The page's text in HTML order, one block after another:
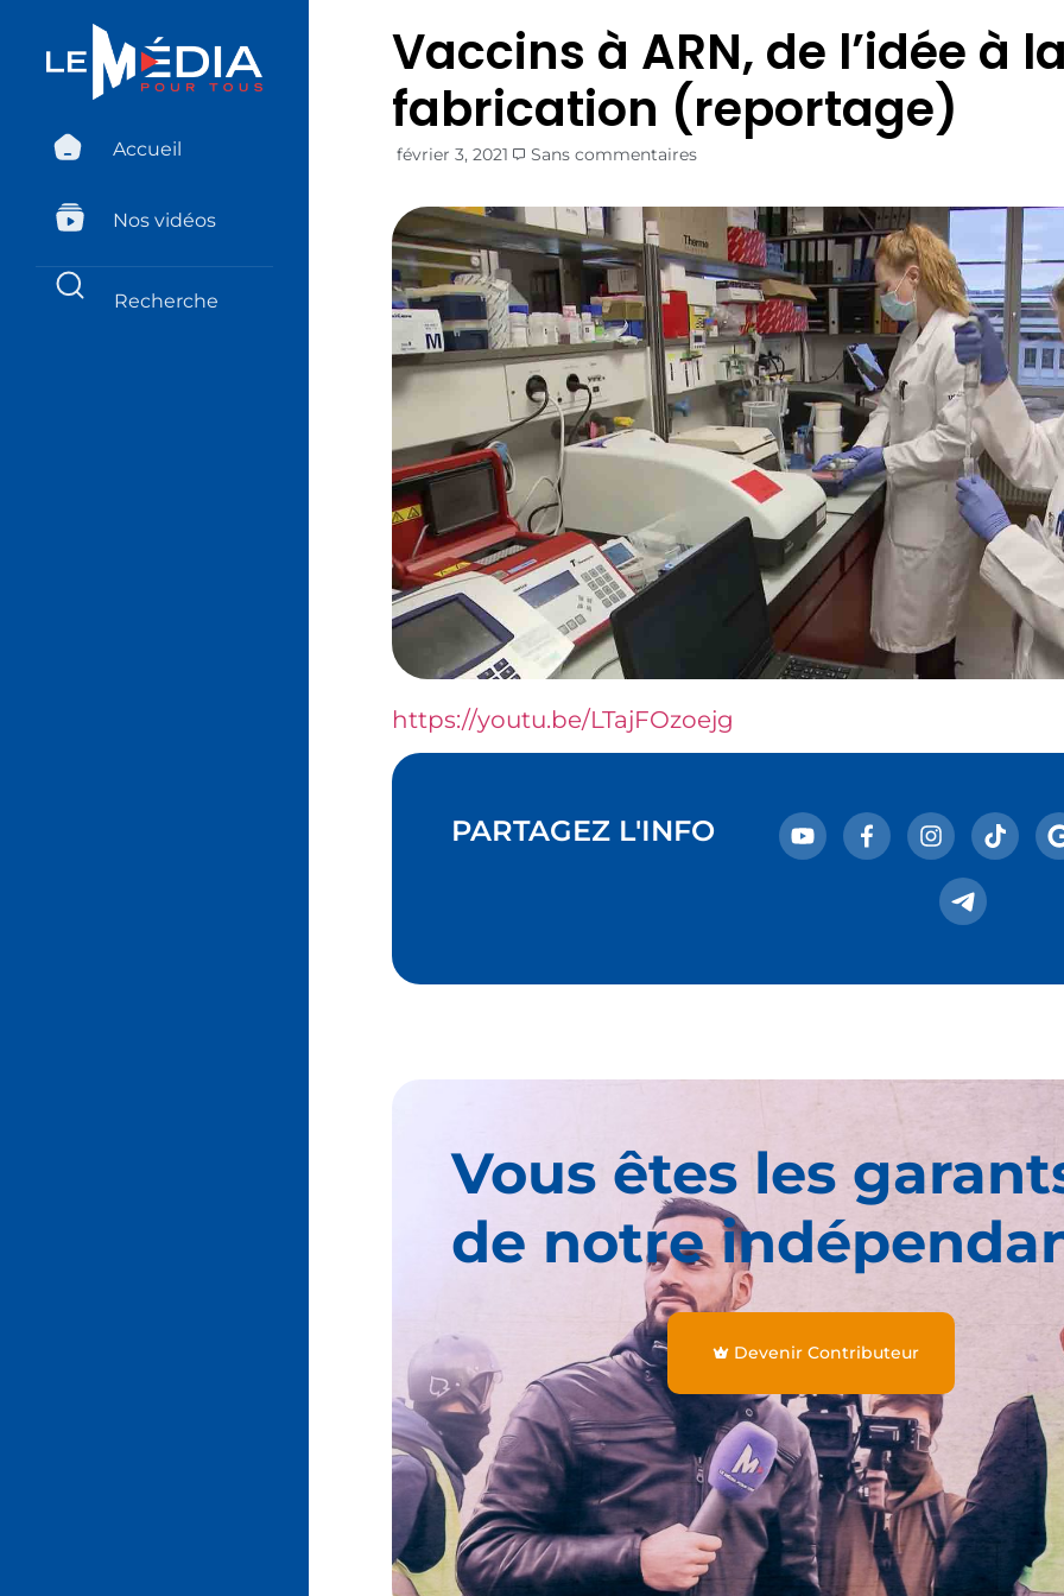
Accueil
Nos vidéos
Vaccins à ARN, de l’idée à la
fabrication (reportage)
février 3, 2021 Sans commentaires
https://youtu.be/LTajFOzoejg
PARTAGEZ L'INFO
Vous êtes les
de notre
Devenir Contributeur